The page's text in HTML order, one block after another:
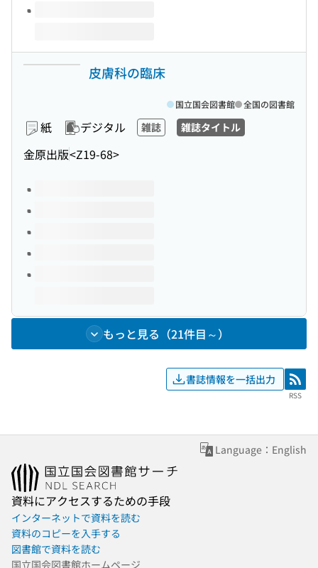
皮膚科の臨床
紙 デジタル 雑誌 雑誌タイトル
金原出版<Z19-68>
国立国会図書館 全国の図書館
このタイトルの巻号
もっと見る（21件目～）
書誌情報を一括出力 RSS
RSS
Language：English
資料にアクセスするための手段
インターネットで資料を読む
資料のコピーを入手する
図書館で資料を読む
国立国会図書館ホームページ